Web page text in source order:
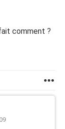
comment ?